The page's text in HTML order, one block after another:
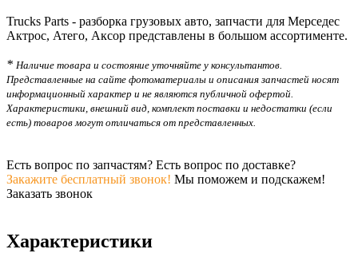
Trucks Parts - разборка грузовых авто, запчасти для Мерседес
Актрос, Атего, Аксор представлены в большом ассортименте.
* Наличие товара и состояние уточняйте у консультантов.
Представленные на сайте фотоматериалы и описания запчастей носят
информационный характер и не являются публичной офертой.
Характеристики, внешний вид, комплект поставки и недостатки (если
есть) товаров могут отличаться от представленных.
Есть вопрос по запчастям? Есть вопрос по доставке?
Закажите бесплатный звонок! Мы поможем и подскажем!
Заказать звонок
Характеристики